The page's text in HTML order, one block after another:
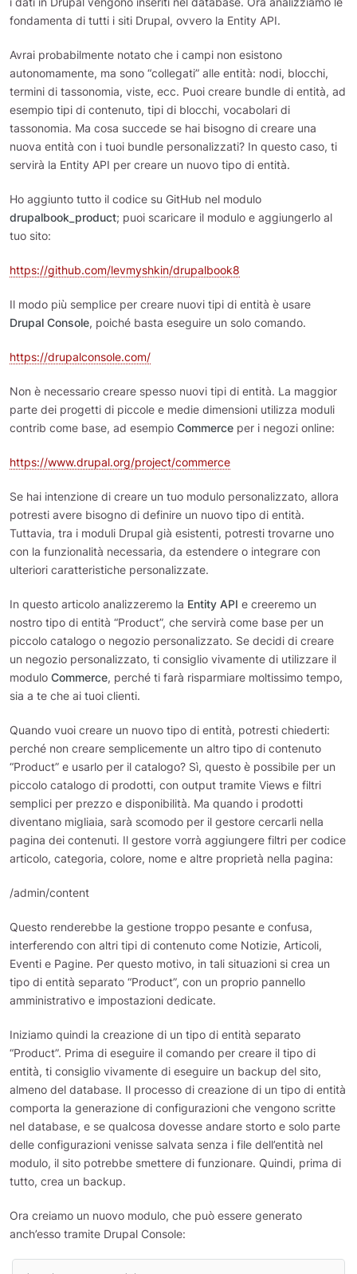
fondamenta di tutti i siti Drupal, ovvero la Entity API.
Avrai probabilmente notato che i campi non esistono
autonomamente, ma sono “collegati” alle entità: nodi, blocchi,
termini di tassonomia, viste, ecc. Puoi creare bundle di entità, ad
esempio tipi di contenuto, tipi di blocchi, vocabolari di
tassonomia. Ma cosa succede se hai bisogno di creare una
nuova entità con i tuoi bundle personalizzati? In questo caso, ti
servirà la Entity API per creare un nuovo tipo di entità.
Ho aggiunto tutto il codice su GitHub nel modulo
drupalbook_product; puoi scaricare il modulo e aggiungerlo al
tuo sito:
https://github.com/levmyshkin/drupalbook8
Il modo più semplice per creare nuovi tipi di entità è usare
Drupal Console, poiché basta eseguire un solo comando.
https://drupalconsole.com/
Non è necessario creare spesso nuovi tipi di entità. La maggior
parte dei progetti di piccole e medie dimensioni utilizza moduli
contrib come base, ad esempio Commerce per i negozi online:
https://www.drupal.org/project/commerce
Se hai intenzione di creare un tuo modulo personalizzato, allora
potresti avere bisogno di definire un nuovo tipo di entità.
Tuttavia, tra i moduli Drupal già esistenti, potresti trovarne uno
con la funzionalità necessaria, da estendere o integrare con
ulteriori caratteristiche personalizzate.
In questo articolo analizzeremo la Entity API e creeremo un
nostro tipo di entità “Product”, che servirà come base per un
piccolo catalogo o negozio personalizzato. Se decidi di creare
un negozio personalizzato, ti consiglio vivamente di utilizzare il
modulo Commerce, perché ti farà risparmiare moltissimo tempo,
sia a te che ai tuoi clienti.
Quando vuoi creare un nuovo tipo di entità, potresti chiederti:
perché non creare semplicemente un altro tipo di contenuto
“Product” e usarlo per il catalogo? Sì, questo è possibile per un
piccolo catalogo di prodotti, con output tramite Views e filtri
semplici per prezzo e disponibilità. Ma quando i prodotti
diventano migliaia, sarà scomodo per il gestore cercarli nella
pagina dei contenuti. Il gestore vorrà aggiungere filtri per codice
articolo, categoria, colore, nome e altre proprietà nella pagina:
/admin/content
Questo renderebbe la gestione troppo pesante e confusa,
interferendo con altri tipi di contenuto come Notizie, Articoli,
Eventi e Pagine. Per questo motivo, in tali situazioni si crea un
tipo di entità separato “Product”, con un proprio pannello
amministrativo e impostazioni dedicate.
Iniziamo quindi la creazione di un tipo di entità separato
“Product”. Prima di eseguire il comando per creare il tipo di
entità, ti consiglio vivamente di eseguire un backup del sito,
almeno del database. Il processo di creazione di un tipo di entità
comporta la generazione di configurazioni che vengono scritte
nel database, e se qualcosa dovesse andare storto e solo parte
delle configurazioni venisse salvata senza i file dell’entità nel
modulo, il sito potrebbe smettere di funzionare. Quindi, prima di
tutto, crea un backup.
Ora creiamo un nuovo modulo, che può essere generato
anch’esso tramite Drupal Console: